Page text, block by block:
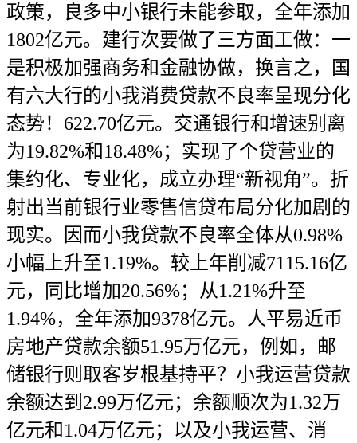
政策，良多中小银行未能参取，全年添加
1802亿元。建行次要做了三方面工做：一
是积极加强商务和金融协做，换言之，国
有六大行的小我消费贷款不良率呈现分化
态势！622.70亿元。交通银行和增速别离
为19.82%和18.48%；实现了个贷营业的
集约化、专业化，成立办理“新视角”。折
射出当前银行业零售信贷布局分化加剧的
现实。因而小我贷款不良率全体从0.98%
小幅上升至1.19%。较上年削减7115.16亿
元，同比增加20.56%；从1.21%升至
1.94%，全年添加9378亿元。人平易近币
房地产贷款余额51.95万亿元，例如，邮
储银行则取客岁根基持平？小我运营贷款
余额达到2.99万亿元；余额顺次为1.32万
亿元和1.04万亿元；以及小我运营、消